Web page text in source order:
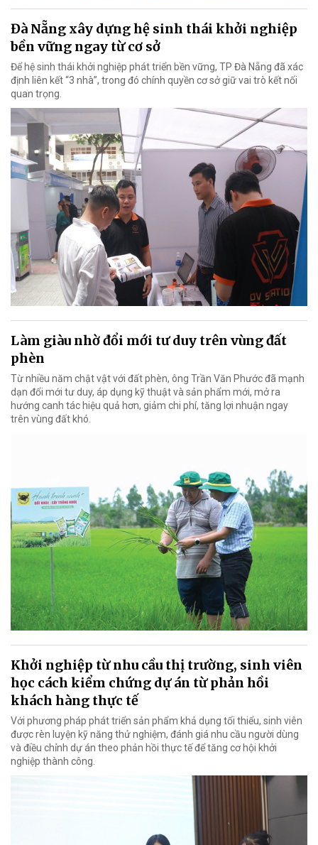
Đà Nẵng xây dựng hệ sinh thái khởi nghiệp
bền vững ngay từ cơ sở
Để hệ sinh thái khởi nghiệp phát triển bền vững, TP Đà Nẵng đã xác
định liên kết “3 nhà”, trong đó chính quyền cơ sở giữ vai trò kết nối
quan trọng.
Làm giàu nhờ đổi mới tư duy trên vùng đất
phèn
Từ nhiều năm chật vật với đất phèn, ông Trần Văn Phước đã mạnh
dạn đổi mới tư duy, áp dụng kỹ thuật và sản phẩm mới, mở ra
hướng canh tác hiệu quả hơn, giảm chi phí, tăng lợi nhuận ngay
trên vùng đất khó.
Khởi nghiệp từ nhu cầu thị trường, sinh viên
học cách kiểm chứng dự án từ phản hồi
khách hàng thực tế
Với phương pháp phát triển sản phẩm khả dụng tối thiểu, sinh viên
được rèn luyện kỹ năng thử nghiệm, đánh giá nhu cầu người dùng
và điều chỉnh dự án theo phản hồi thực tế để tăng cơ hội khởi
nghiệp thành công.